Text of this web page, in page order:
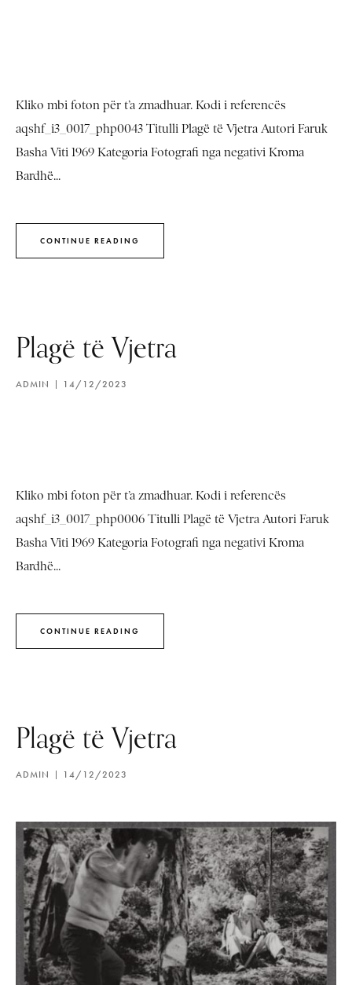
Kliko mbi foton për t’a zmadhuar. Kodi i referencës
aqshf_i3_0017_php0043 Titulli Plagë të Vjetra Autori Faruk
Basha Viti 1969 Kategoria Fotografi nga negativi Kroma
Bardhë...
CONTINUE READING
Plagë të Vjetra
ADMIN 14/12/2023
Kliko mbi foton për t’a zmadhuar. Kodi i referencës
aqshf_i3_0017_php0006 Titulli Plagë të Vjetra Autori Faruk
Basha Viti 1969 Kategoria Fotografi nga negativi Kroma
Bardhë...
CONTINUE READING
Plagë të Vjetra
ADMIN 14/12/2023